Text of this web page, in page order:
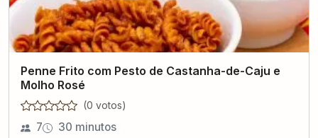
Penne Frito com Pesto de Castanha-de-Caju e
Molho Rosé
(0 votos)
7 30 minutos